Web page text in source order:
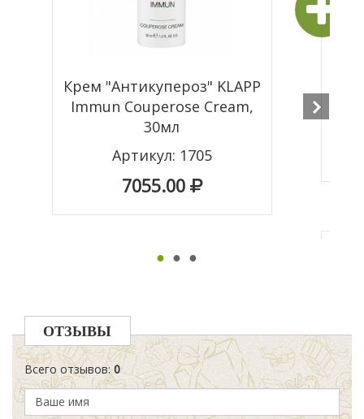
Крем "Антикупероз" KLAPP
Immun Couperose Cream,
30мл
Артикул: 1705
7055.00
=
● ● ●
ОТЗЫВЫ
Всего отзывов: 0